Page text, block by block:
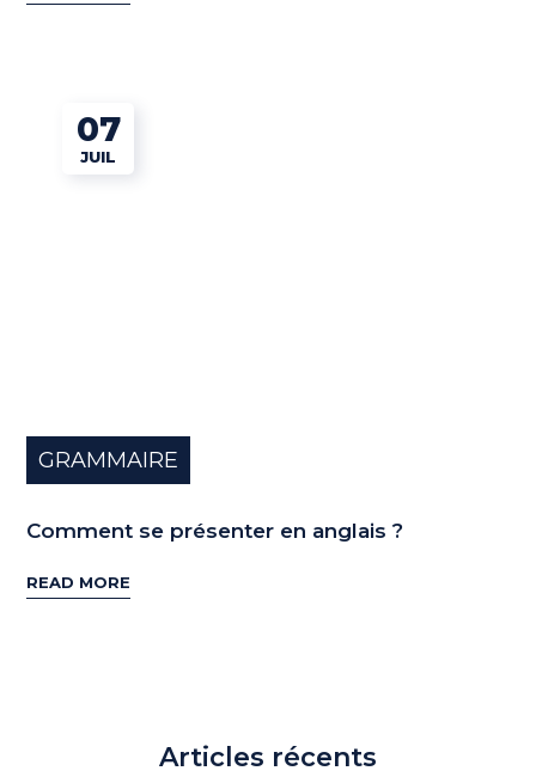
07
JUIL
GRAMMAIRE
Comment se présenter en anglais ?
READ MORE
Articles récents